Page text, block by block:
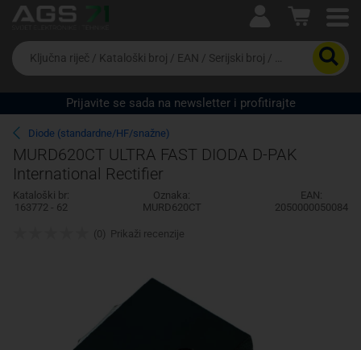
Ova postavka prilagođava asortiman proizvoda i
cijene vašim potrebama.
Pravno lice
Da
biste
potražili
proizvod,
unesite
ključnu
riječ,
kataloški
broj,
EAN
ili
Prijavite se sada na newsletter i profitirajte
Diode (standardne/HF/snažne)
MURD620CT ULTRA FAST DIODA D-PAK
International Rectifier
Kataloški br:
163772 - 62
Oznaka:
MURD620CT
EAN:
2050000050084
(0) Prikaži recenzije